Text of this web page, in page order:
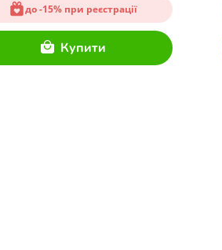
до -15% при реєстрації
Купити